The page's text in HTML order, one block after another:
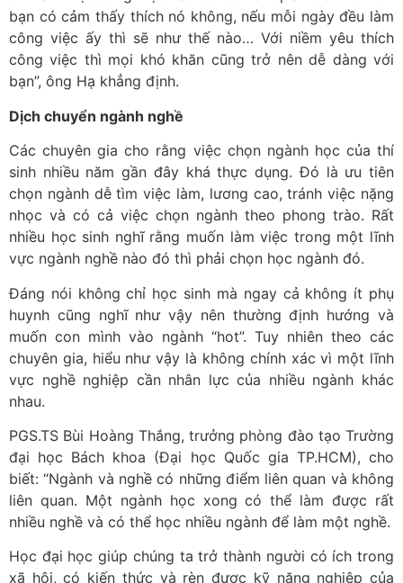
bạn có cảm thấy thích nó không, nếu mỗi ngày đều làm
công việc ấy thì sẽ như thế nào… Với niềm yêu thích
công việc thì mọi khó khăn cũng trở nên dễ dàng với
bạn”, ông Hạ khẳng định.
Dịch chuyển ngành nghề
Các chuyên gia cho rằng việc chọn ngành học của thí
sinh nhiều năm gần đây khá thực dụng. Đó là ưu tiên
chọn ngành dễ tìm việc làm, lương cao, tránh việc nặng
nhọc và có cả việc chọn ngành theo phong trào. Rất
nhiều học sinh nghĩ rằng muốn làm việc trong một lĩnh
vực ngành nghề nào đó thì phải chọn học ngành đó.
Đáng nói không chỉ học sinh mà ngay cả không ít phụ
huynh cũng nghĩ như vậy nên thường định hướng và
muốn con mình vào ngành “hot”. Tuy nhiên theo các
chuyên gia, hiểu như vậy là không chính xác vì một lĩnh
vực nghề nghiệp cần nhân lực của nhiều ngành khác
nhau.
PGS.TS Bùi Hoàng Thắng, trưởng phòng đào tạo Trường
đại học Bách khoa (Đại học Quốc gia TP.HCM), cho
biết: “Ngành và nghề có những điểm liên quan và không
liên quan. Một ngành học xong có thể làm được rất
nhiều nghề và có thể học nhiều ngành để làm một nghề.
Học đại học giúp chúng ta trở thành người có ích trong
xã hội, có kiến thức và rèn được kỹ năng nghiệp của